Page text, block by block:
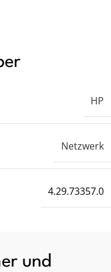
HP
Netzwerk
4.29.73357.0
und